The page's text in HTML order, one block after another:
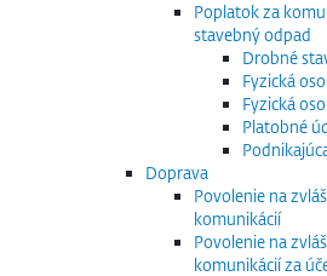
Poplatok za
stavebný odpad
Drobné
Fyzická
Fyzická
Platobné
Doprava
Povolenie na
komunikácií
Povolenie na
komunikácií za